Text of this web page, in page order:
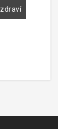
zdraví